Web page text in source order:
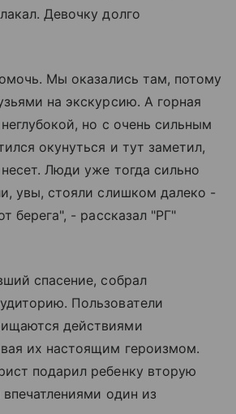
Девочку долго
Мы оказались там, потому
на экскурсию. А горная
но с очень сильным
окунуться и тут заметил,
Люди уже тогда сильно
увы, стояли слишком далеко -
берега", - рассказал "РГ"
спасение, собрал
Пользователи
действиями
их настоящим героизмом.
подарил ребенку вторую
один из